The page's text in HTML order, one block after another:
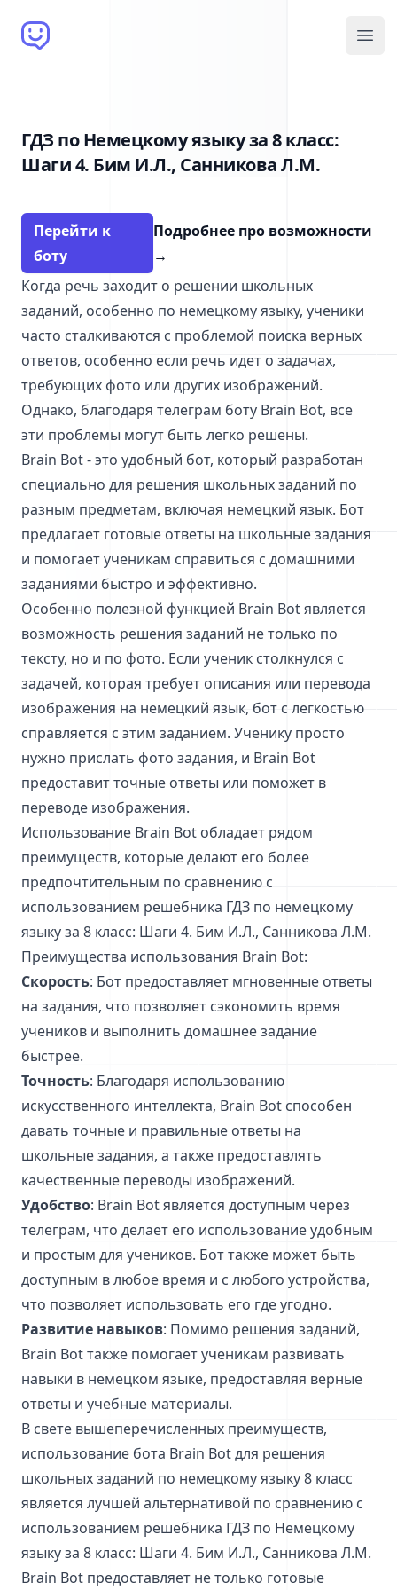
Brain Bot
ГДЗ по Немецкому языку за 8 класс:
Шаги 4. Бим И.Л., Санникова Л.М.
Перейти к
боту
Подробнее про возможности
→
Когда речь заходит о решении школьных
заданий, особенно по немецкому языку, ученики
часто сталкиваются с проблемой поиска верных
ответов, особенно если речь идет о задачах,
требующих фото или других изображений.
Однако, благодаря телеграм боту Brain Bot, все
эти проблемы могут быть легко решены.
Brain Bot - это удобный бот, который разработан
специально для решения школьных заданий по
разным предметам, включая немецкий язык. Бот
предлагает готовые ответы на школьные задания
и помогает ученикам справиться с домашними
заданиями быстро и эффективно.
Особенно полезной функцией Brain Bot является
возможность решения заданий не только по
тексту, но и по фото. Если ученик столкнулся с
задачей, которая требует описания или перевода
изображения на немецкий язык, бот с легкостью
справляется с этим заданием. Ученику просто
нужно прислать фото задания, и Brain Bot
предоставит точные ответы или поможет в
переводе изображения.
Использование Brain Bot обладает рядом
преимуществ, которые делают его более
предпочтительным по сравнению с
использованием решебника ГДЗ по немецкому
языку за 8 класс: Шаги 4. Бим И.Л., Санникова Л.М.
Преимущества использования Brain Bot:
Скорость: Бот предоставляет мгновенные ответы
на задания, что позволяет сэкономить время
учеников и выполнить домашнее задание
быстрее.
Точность: Благодаря использованию
искусственного интеллекта, Brain Bot способен
давать точные и правильные ответы на
школьные задания, а также предоставлять
качественные переводы изображений.
Удобство: Brain Bot является доступным через
телеграм, что делает его использование удобным
и простым для учеников. Бот также может быть
доступным в любое время и с любого устройства,
что позволяет использовать его где угодно.
Развитие навыков: Помимо решения заданий,
Brain Bot также помогает ученикам развивать
навыки в немецком языке, предоставляя верные
ответы и учебные материалы.
В свете вышеперечисленных преимуществ,
использование бота Brain Bot для решения
школьных заданий по немецкому языку 8 класс
является лучшей альтернативой по сравнению с
использованием решебника ГДЗ по Немецкому
языку за 8 класс: Шаги 4. Бим И.Л., Санникова Л.М.
Brain Bot предоставляет не только готовые